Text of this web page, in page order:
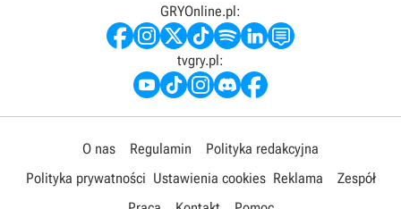
GRYOnline.pl:
tvgry.pl:
O nas Regulamin
Polityka redakcyjna
Polityka prywatności Ustawienia cookies Reklama
Zespół